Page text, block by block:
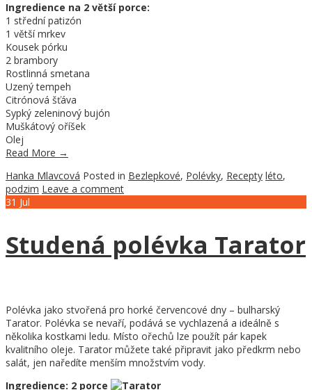
Ingredience na 2 větší porce:
1 střední patizón
1 větší mrkev
Kousek pórku
2 brambory
Rostlinná smetana
Uzený tempeh
Citrónová šťáva
Sypký zeleninový bujón
Muškátový oříšek
Olej
Read More →
Hanka Mlavcová Posted in Bezlepkové, Polévky, Recepty léto,
podzim Leave a comment
31 Jul
Studená polévka Tarator
Polévka jako stvořená pro horké červencové dny – bulharský
Tarator. Polévka se nevaří, podává se vychlazená a ideálně s
několika kostkami ledu. Místo ořechů lze použít pár kapek
kvalitního oleje. Tarator můžete také připravit jako předkrm nebo
salát, jen naředíte menším množstvím vody.
Ingredience: 2 porce